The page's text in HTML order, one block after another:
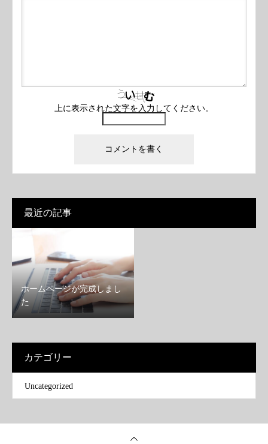
上に表示された文字を入力してください。
最近の記事
ホームページが完成しまし
た
カテゴリー
Uncategorized